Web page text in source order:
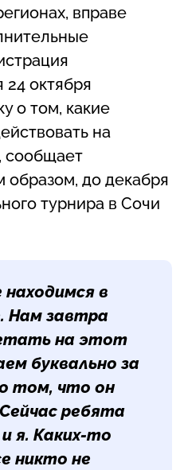
вправе
24 октября
о том, какие
на
сообщает
образом, до декабря
турнира в Сочи
в
Нам завтра
на этот
буквально за
том, что он
ребята
я. Каких-то
никто не